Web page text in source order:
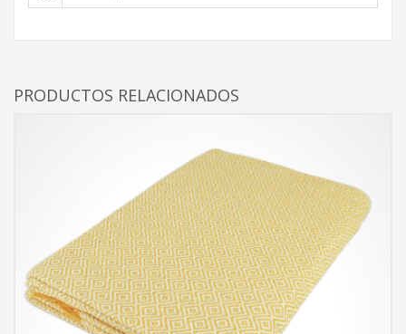
PRODUCTOS RELACIONADOS